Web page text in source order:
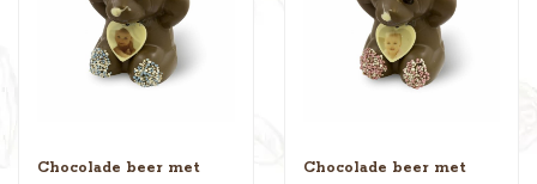
Chocolade beer met
Chocolade beer met